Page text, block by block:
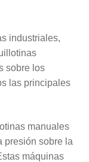
industriales,
sobre los
las principales
manuales
presión sobre la
máquinas